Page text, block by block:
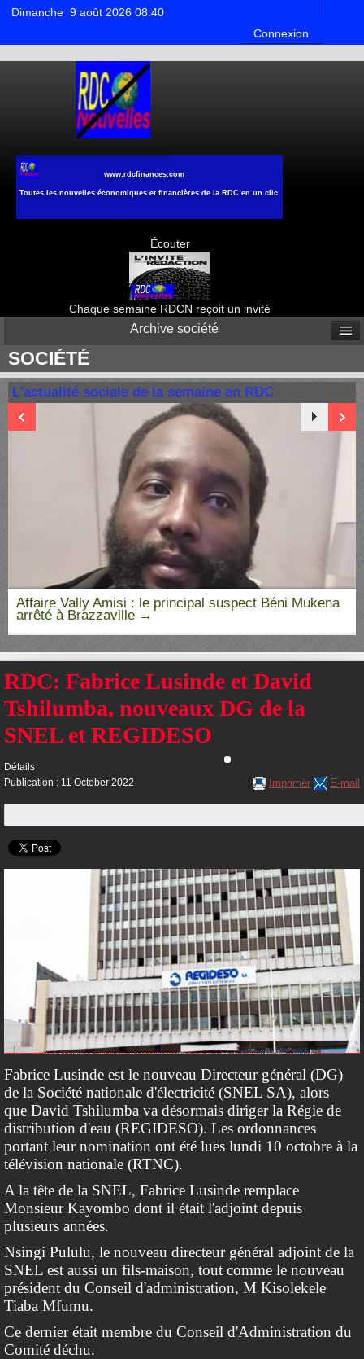
Dimanche 9 août 2026 08:40
Connexion
Toutes les nouvelles économiques et financières de la RDC en un clic
www.rdcfinances.com
Écouter
Chaque semaine RDCN reçoit un invité
Archive société
SOCIÉTÉ
L'actualité sociale de la semaine en RDC
Affaire Vally Amisi : le principal suspect Béni Mukena
arrêté à Brazzaville
RDC: Fabrice Lusinde et David
Tshilumba, nouveaux DG de la
SNEL et REGIDESO
Imprimer E-mail
Détails
Publication : 11 October 2022
Fabrice Lusinde est le nouveau Directeur général (DG)
de la Société nationale d'électricité (SNEL SA), alors
que David Tshilumba va désormais diriger la Régie de
distribution d'eau (REGIDESO). Les ordonnances
portant leur nomination ont été lues lundi 10 octobre à la
télévision nationale (RTNC).
A la tête de la SNEL, Fabrice Lusinde remplace
Monsieur Kayombo dont il était l'adjoint depuis
plusieurs années.
Nsingi Pululu, le nouveau directeur général adjoint de la
SNEL est aussi un fils-maison, tout comme le nouveau
président du Conseil d'administration, M Kisolekele
Tiaba Mfumu.
Ce dernier était membre du Conseil d'Administration du
Comité déchu.